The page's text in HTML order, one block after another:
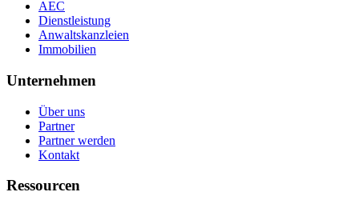
AEC
Dienstleistung
Anwaltskanzleien
Immobilien
Unternehmen
Über uns
Partner
Partner werden
Kontakt
Ressourcen